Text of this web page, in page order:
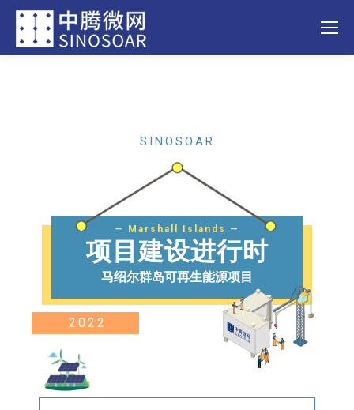
SINOSOAR
— Marshall Islands —
项目建设进行时
马绍尔群岛可再生能源项目
2022